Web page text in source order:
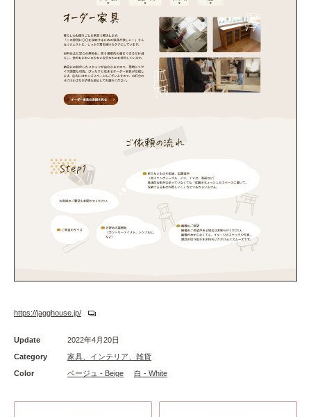
https://jagghouse.jp/
Update
2022年4月20日
Category
家具、インテリア、雑貨
Color
ベージュ - Beige 白 - White